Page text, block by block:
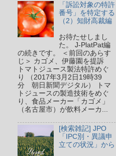
「訴訟対象の特許
番号」を特定する
（2）知財高裁編
お待たせしまし
た。 J-PlatPat編
の続きです。 ＜前回のあらす
じ＞ カゴメ、伊藤園を提訴
トマトジュース製法特許めぐ
り （2017年3月2日19時39
分 朝日新聞デジタル） トマ
トジュースの製造技術をめぐ
り、食品メーカー「カゴメ」
（名古屋市）が飲料メーカ...
[検索雑記] JPO
「IPC別・異議申
立ての状況」から